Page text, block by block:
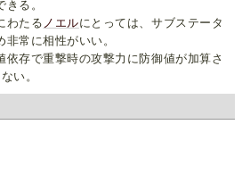
る。
わたる ノエルにとっては、サブステータ
常に相性がいい。
依存で重撃時の攻撃力に防御値が加算さ
い。